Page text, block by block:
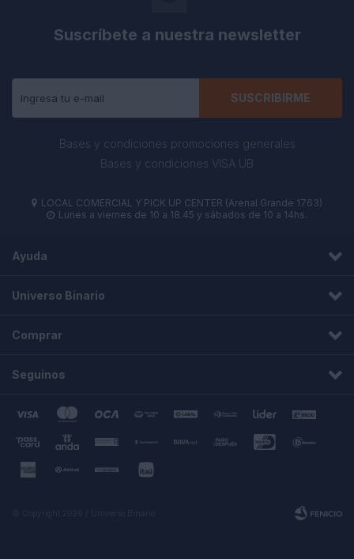
Suscríbete a nuestra newsletter
SUSCRIBIRME
Bases y condiciones promociones generales
Bases y condiciones VISA UB
 LOCAL COMERCIAL Y PICK UP CENTER (Arenal Grande 1763)
 Lunes a viernes de 10 a 18.45 y sábados de 10 a 14hs.
Ayuda
Universo Binario
Comprar
Seguinos